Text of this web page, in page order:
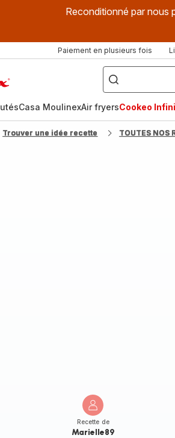
Reconditionné par nous
Paiement en plusieurs fois
["Que
recherchez-
vous
?",
fryer",
"Companion"]
Casa MoulinexAir fryersCookeo
Trouver une idée recette TOUTES NOS
Recette de
Marielle89